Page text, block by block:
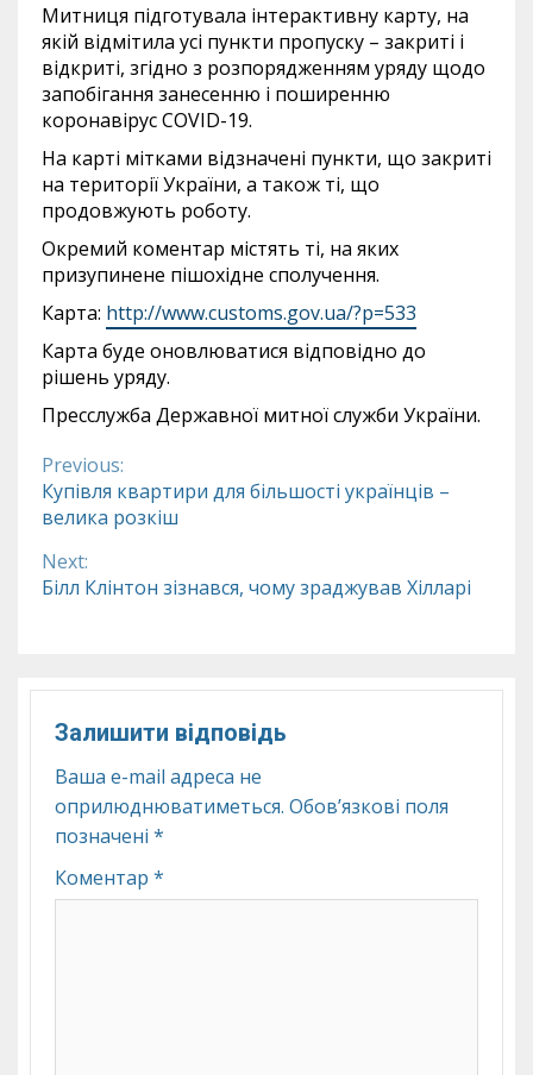
Митниця підготувала інтерактивну карту, на
якій відмітила усі пункти пропуску – закриті і
відкриті, згідно з розпорядженням уряду щодо
запобігання занесенню і поширенню
коронавірусCOVID-19.
На карті мітками відзначені пункти, що закриті
на території України, а також ті, що
продовжують роботу.
Окремий коментар містять ті, на яких
призупинене пішохідне сполучення.
Карта: http://www.customs.gov.ua/?p=533
Карта буде оновлюватися відповідно до
рішень уряду.
Пресслужба Державної митної служби України.
Continue
Reading
Previous:
Купівля квартири для більшості українців –
велика розкіш
Next:
Білл Клінтон зізнався, чому зраджував Хілларі
Залишити відповідь
Ваша e-mail адреса не
оприлюднюватиметься. Обов’язкові поля
позначені *
Коментар *